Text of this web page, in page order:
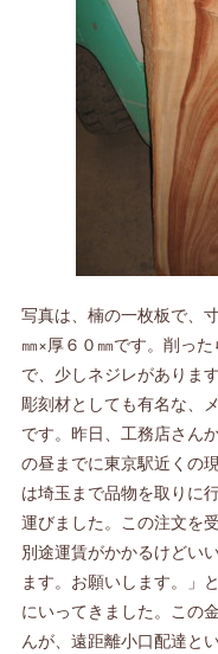
写真は、楠の一枚板で、
㎜×厚６０㎜です。削っ
で、少しネジレがありま
彫刻材としても有名な、
です。昨日、工務店さん
の昼までに東京駅近くの
は埼玉まで品物を取りに
運びました。この注文を
別途運賃がかかるけどい
ます。お願いします。」
にいってきました。この
んが、遠距離小口配達と